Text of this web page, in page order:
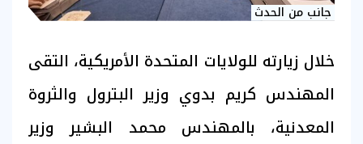
جانب من الحدث
خلال زيارته للولايات المتحدة الأمريكية، التقى
المهندس كريم بدوي وزير البترول والثروة
المعدنية، بالمهندس محمد البشير وزير